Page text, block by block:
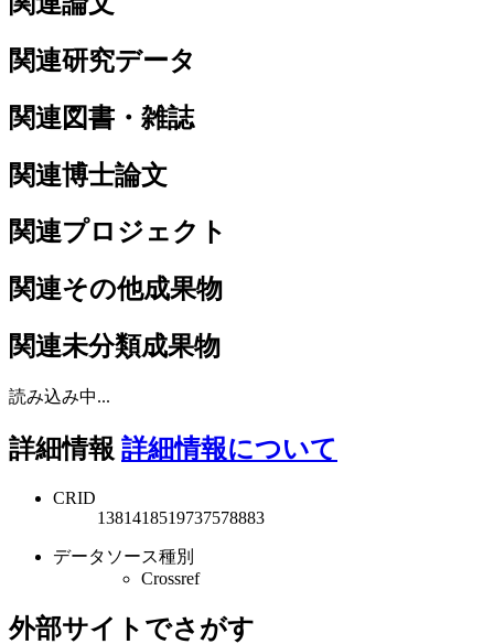
関連研究データ
関連図書・雑誌
関連博士論文
関連プロジェクト
関連その他成果物
関連未分類成果物
読み込み中...
詳細情報 詳細情報について
CRID
1381418519737578883
データソース種別
Crossref
外部サイトでさがす